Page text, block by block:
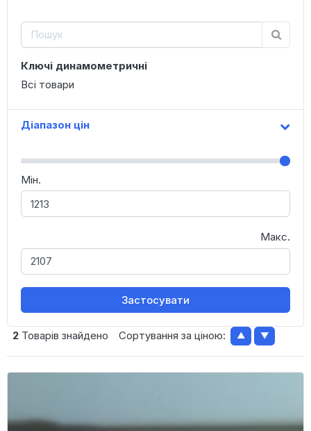
Ключі динамометричні
Всі товари
Діапазон цін
Мін.
Макс.
Застосувати
2Товарів знайдено Сортування за ціною: ▲ ▼